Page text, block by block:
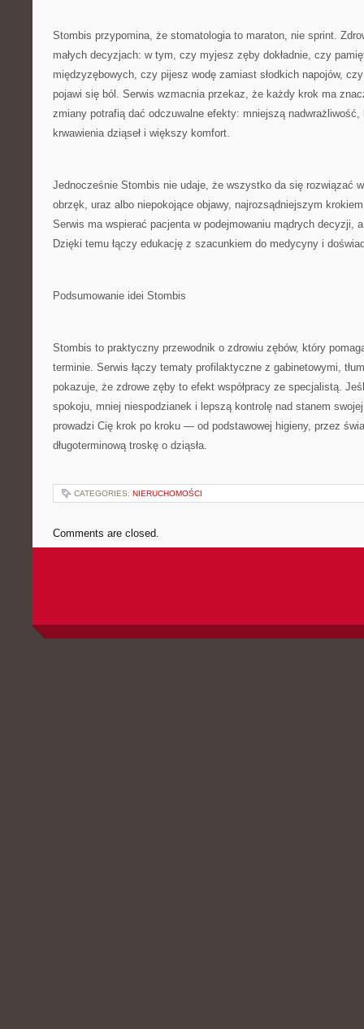
Stombis przypomina, że stomatologia to maraton, nie sprint.
małych decyzjach: w tym, czy myjesz zęby dokładnie, czy
międzyzębowych, czy pijesz wodę zamiast słodkich napojów,
pojawi się ból. Serwis wzmacnia przekaz, że każdy krok ma
zmiany potrafią dać odczuwalne efekty: mniejszą
krwawienia dziąseł i większy komfort.
Jednocześnie Stombis nie udaje, że wszystko da się rozwiązać
obrzęk, uraz albo niepokojące objawy, najrozsądniejszym
Serwis ma wspierać pacjenta w podejmowaniu mądrych decyzji,
Dzięki temu łączy edukację z szacunkiem do medycyny i
Podsumowanie idei Stombis
Stombis to praktyczny przewodnik o zdrowiu zębów, który
terminie. Serwis łączy tematy profilaktyczne z gabinetowymi,
pokazuje, że zdrowe zęby to efekt współpracy ze specjalistą.
spokoju, mniej niespodzianek i lepszą kontrolę nad stanem
prowadzi Cię krok po kroku — od podstawowej higieny, przez
długoterminową troskę o dziąsła.
CATEGORIES: NIERUCHOMOŚCI
Comments are closed.